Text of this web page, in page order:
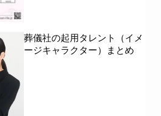
葬儀社の起用タレント（イメ
ージキャラクター）まとめ